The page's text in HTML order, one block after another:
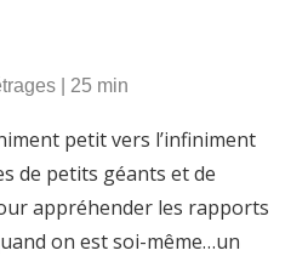
| 25 min
petit vers l’infiniment
de petits géants et de
appréhender les rapports
on est soi-même…un